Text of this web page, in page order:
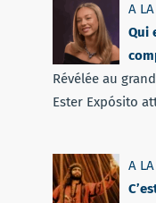
A
Qui
Révélée au
Ester Expósito
A